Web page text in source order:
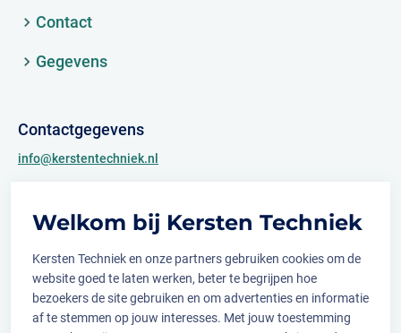
Welkom bij Kersten Techniek
Kersten Techniek en onze partners gebruiken cookies om de
website goed te laten werken, beter te begrijpen hoe
bezoekers de site gebruiken en om advertenties en informatie
af te stemmen op jouw interesses. Met jouw toestemming
Contact
Gegevens
Contactgegevens
info@kerstentechniek.nl
Archimedesweg 2
Volg ons op